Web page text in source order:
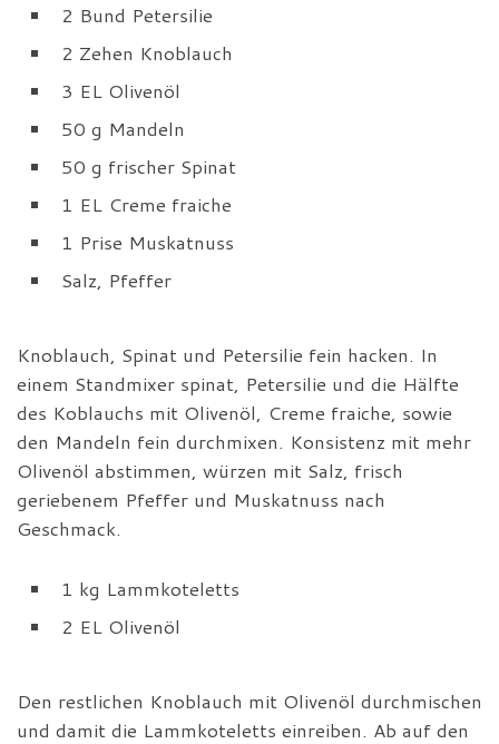
2 Bund Petersilie
2 Zehen Knoblauch
3 EL Olivenöl
50 g Mandeln
50 g frischer Spinat
1 EL Creme fraiche
1 Prise Muskatnuss
Salz, Pfeffer
Knoblauch, Spinat und Petersilie fein hacken. In
einem Standmixer spinat, Petersilie und die Hälfte
des Koblauchs mit Olivenöl, Creme fraiche, sowie
den Mandeln fein durchmixen. Konsistenz mit mehr
Olivenöl abstimmen, würzen mit Salz, frisch
geriebenem Pfeffer und Muskatnuss nach
Geschmack.
1 kg Lammkoteletts
2 EL Olivenöl
Den restlichen Knoblauch mit Olivenöl durchmischen
und damit die Lammkoteletts einreiben. Ab auf den